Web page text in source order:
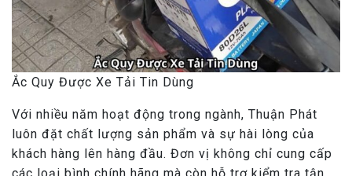
Ắc Quy Được Xe Tải Tin Dùng
Với nhiều năm hoạt động trong ngành, Thuận Phát
luôn đặt chất lượng sản phẩm và sự hài lòng của
khách hàng lên hàng đầu. Đơn vị không chỉ cung cấp